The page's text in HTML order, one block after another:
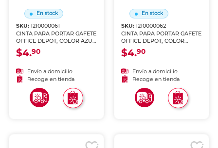
En stock
SKU:1210000061
CINTA PARA PORTAR GAFETE
OFFICE DEPOT, COLOR AZUL
12PCK
$4.90
Envío a domicilio
Recoge en tienda
En stock
SKU: 1210000062
CINTA PARA PORTAR GAFETE
OFFICE DEPOT, COLOR
NEGRA, 12PCK
$4.90
Envío a domicilio
Recoge en tienda